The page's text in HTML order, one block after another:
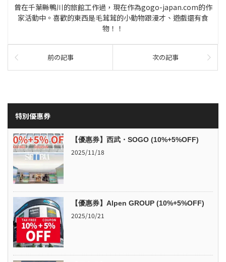
曾在千葉縣鴨川的旅館工作過，現在作為gogo-japan.com的作
家活動中。喜歡的東西是毛茸茸的小動物跟漫才、遊戲還有食
物！！
前の記事 次の記事
特別優惠券
【優惠券】西武・SOGO (10%+5%OFF)
2025/11/18
【優惠券】Alpen GROUP (10%+5%OFF)
2025/10/21